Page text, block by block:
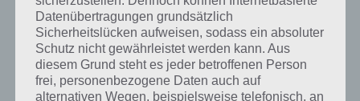
The Hobbit: Kingdoms of Middle-earth
für iPhone, iPad und iPod Touch im
iTunes App Store
Das Spiel The Hobbit ist mit den meisten iPhone und iPad Varianten
Datenübertragungen grundsätzlich
Sicherheitslücken aufweisen, sodass ein absoluter
Schutz nicht gewährleistet werden kann. Aus
diesem Grund steht es jeder betroffenen Person
frei, personenbezogene Daten auch auf
alternativen Wegen, beispielsweise telefonisch, an